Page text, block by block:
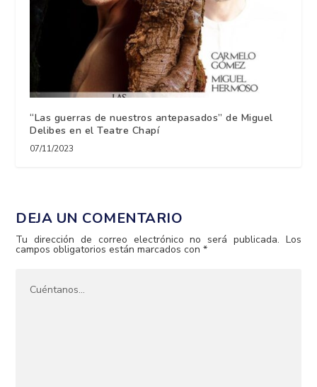
“Las guerras de nuestros antepasados” de Miguel
Delibes en el Teatre Chapí
07/11/2023
DEJA UN COMENTARIO
Tu dirección de correo electrónico no será publicada. Los
campos obligatorios están marcados con*